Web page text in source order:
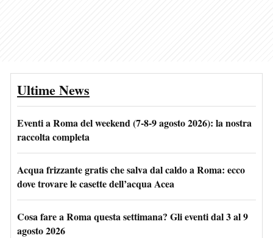
Ultime News
Eventi a Roma del weekend (7-8-9 agosto 2026): la nostra
raccolta completa
Acqua frizzante gratis che salva dal caldo a Roma: ecco
dove trovare le casette dell’acqua Acea
Cosa fare a Roma questa settimana? Gli eventi dal 3 al 9
agosto 2026